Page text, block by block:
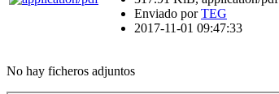
Enviado porTEG
2017-11-01 09:47:33
No hay ficheros adjuntos